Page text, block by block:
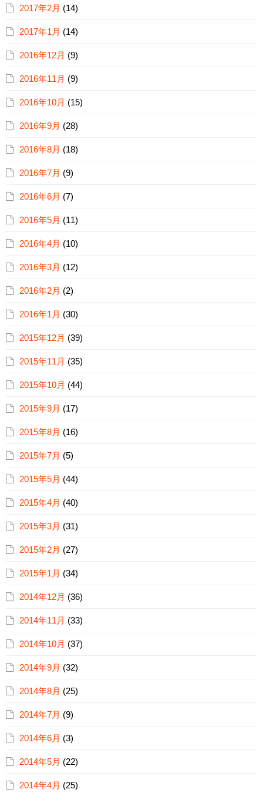
2017年2月 (14)
2017年1月 (14)
2016年12月 (9)
2016年11月 (9)
2016年10月 (15)
2016年9月 (28)
2016年8月 (18)
2016年7月 (9)
2016年6月 (7)
2016年5月 (11)
2016年4月 (10)
2016年3月 (12)
2016年2月 (2)
2016年1月 (30)
2015年12月 (39)
2015年11月 (35)
2015年10月 (44)
2015年9月 (17)
2015年8月 (16)
2015年7月 (5)
2015年5月 (44)
2015年4月 (40)
2015年3月 (31)
2015年2月 (27)
2015年1月 (34)
2014年12月 (36)
2014年11月 (33)
2014年10月 (37)
2014年9月 (32)
2014年8月 (25)
2014年7月 (9)
2014年6月 (3)
2014年5月 (22)
2014年4月 (25)